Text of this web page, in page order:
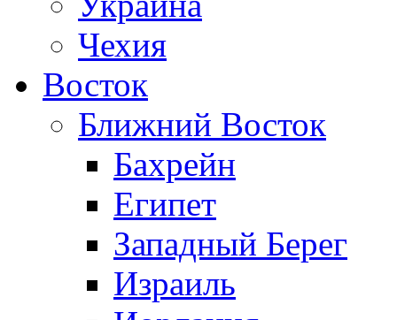
Чехия
Восток
Ближний Восток
Бахрейн
Египет
Западный Берег
Израиль